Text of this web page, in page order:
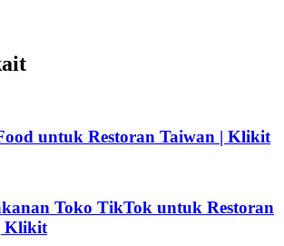
untuk Restoran Taiwan | Klikit
Toko TikTok untuk Restoran
Klikit